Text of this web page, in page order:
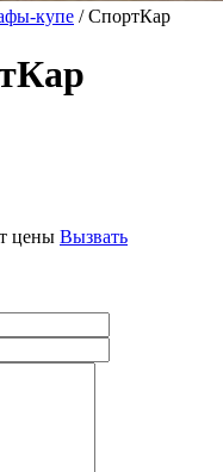
купе / СпортКар
цены Вызвать